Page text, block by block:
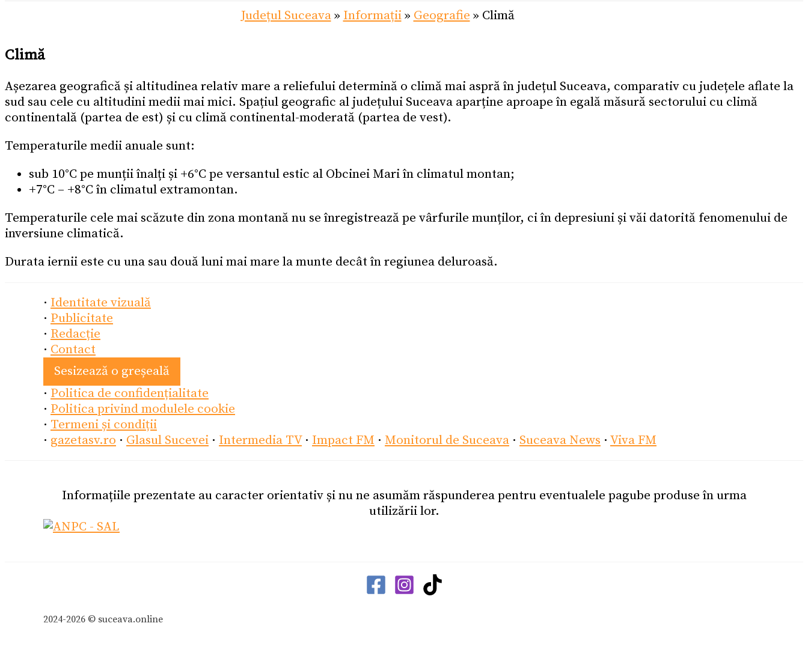
Județul Suceava» Informații» Geografie » Climă
Climă
Așezarea geografică și altitudinea relativ mare a reliefului determină o climă mai aspră în județul Suceava, comparativ cu județele aflate la
sud sau cele cu altitudini medii mai mici. Spațiul geografic al județului Suceava aparține aproape în egală măsură sectorului cu climă
continentală (partea de est) și cu climă continental-moderată (partea de vest).
Temperaturile medii anuale sunt:
sub 10°C pe munții înalți și +6°C pe versantul estic al Obcinei Mari în climatul montan;
+7°C – +8°C în climatul extramontan.
Temperaturile cele mai scăzute din zona montană nu se înregistrează pe vârfurile munților, ci în depresiuni și văi datorită fenomenului de
inversiune climatică.
Durata iernii este cu una sau două luni mai mare la munte decât în regiunea deluroasă.
· Identitate vizuală
· Publicitate
· Redacție
· Contact
Sesizează o greșeală
· Politica de confidențialitate
· Politica privind modulele cookie
· Termeni și condiții
· gazetasv.ro · Glasul Sucevei · Intermedia TV· Impact FM · Monitorul de Suceava · Suceava News · Viva FM
Informațiile prezentate au caracter orientativ și nu ne asumăm răspunderea pentru eventualele pagube produse în urma
utilizării lor.
2024-2026 © suceava.online